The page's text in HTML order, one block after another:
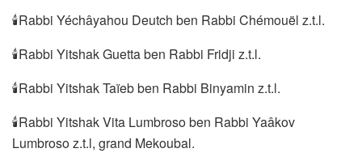
🕯Rabbi Yéchâyahou Deutch ben Rabbi Chémouël z.t.l.
🕯Rabbi Yitshak Guetta ben Rabbi Fridji z.t.l.
🕯Rabbi Yitshak Taïeb ben Rabbi Binyamin z.t.l.
🕯Rabbi Yitshak Vita Lumbroso ben Rabbi Yaâkov
Lumbroso z.t.l, grand Mekoubal.